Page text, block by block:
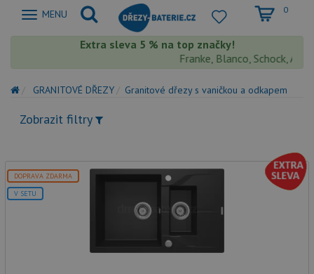
Zobrazit
MENU 0
Extra sleva 5 % na top značky!
Franke, Blanco, Schock,
GRANITOVÉ DŘEZY Granitové dřezy s vaničkou a odkapem
Zobrazit filtry
DOPRAVA ZDARMA
V SETU